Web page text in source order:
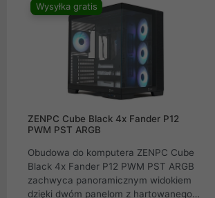
Wysyłka gratis
ZENPC Cube Black 4x Fander P12
PWM PST ARGB
Obudowa do komputera ZENPC Cube
Black 4x Fander P12 PWM PST ARGB
zachwyca panoramicznym widokiem
dzięki dwóm panelom z hartowanego